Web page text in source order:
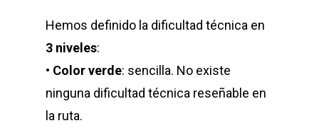
Hemos definido la dificultad técnica en
3 niveles:
• Color verde: sencilla. No existe
ninguna dificultad técnica reseñable en
la ruta.